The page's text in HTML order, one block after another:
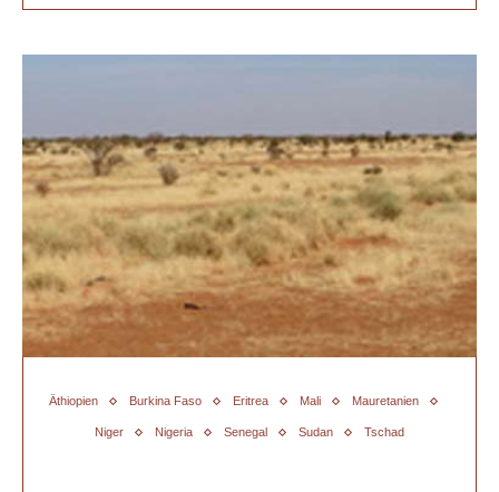
Äthiopien Burkina Faso Eritrea Mali Mauretanien
Niger Nigeria Senegal Sudan Tschad